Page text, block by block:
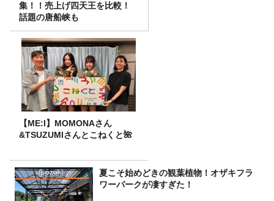
集！！売上げ四天王を比較！
話題の唐船峡も
【ME:I】MOMONAさん
&TSUZUMIさんとこねくと🌺
夏こそ始めどきの観葉植物！オザキフラ
ワーパークが凄すぎた！